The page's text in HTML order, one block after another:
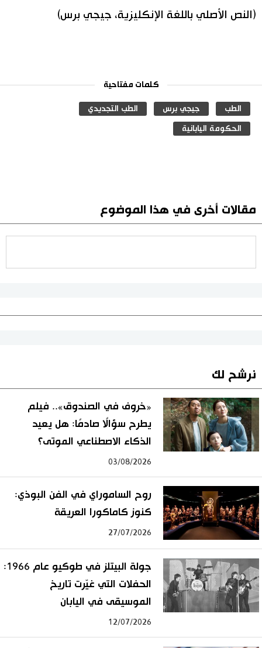
(النص الأصلي باللغة الإنكليزية، جيجي برس)
كلمات مفتاحية
الطب جيجي برس الطب التجديدي
الحكومة اليابانية
مقالات أخرى في هذا الموضوع
نرشح لك
«خروف في الصندوق».. فيلم
يطرح سؤالًا صادمًا: هل يعيد
الذكاء الاصطناعي الموتى؟
03/08/2026
روح الساموراي في الفن البوذي:
كنوز كاماكورا العريقة
27/07/2026
جولة البيتلز في طوكيو عام 1966:
الحفلات التي غيّرت تاريخ
الموسيقى في اليابان
12/07/2026